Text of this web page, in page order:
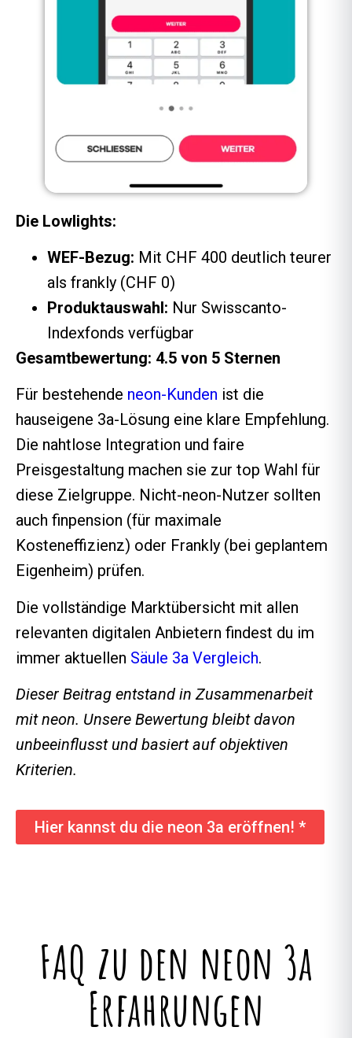
Die Lowlights:
WEF-Bezug: Mit CHF 400 deutlich teurer
als frankly (CHF 0)
Produktauswahl: Nur Swisscanto-
Indexfonds verfügbar
Gesamtbewertung: 4.5 von 5 Sternen
Für bestehende neon-Kunden ist die
hauseigene 3a-Lösung eine klare Empfehlung.
Die nahtlose Integration und faire
Preisgestaltung machen sie zur top Wahl für
diese Zielgruppe. Nicht-neon-Nutzer sollten
auch finpension (für maximale
Kosteneffizienz) oder Frankly (bei geplantem
Eigenheim) prüfen.
Die vollständige Marktübersicht mit allen
relevanten digitalen Anbietern findest du im
immer aktuellen Säule 3a Vergleich.
Dieser Beitrag entstand in Zusammenarbeit
mit neon. Unsere Bewertung bleibt davon
unbeeinflusst und basiert auf objektiven
Kriterien.
Hier kannst du die neon 3a eröffnen! *
FAQ zu den neon 3a
Erfahrungen